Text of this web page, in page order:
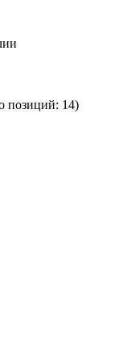
позиций: 14)